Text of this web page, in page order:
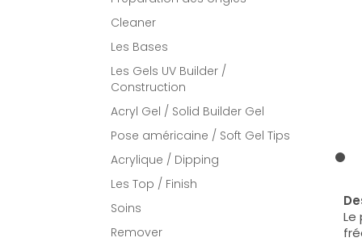
Cleaner
Les Bases
Les Gels UV Builder /
Construction
Acryl Gel / Solid Builder Gel
Pose américaine / Soft Gel Tips
Acrylique / Dipping
Les Top / Finish
Soins
Remover
Le